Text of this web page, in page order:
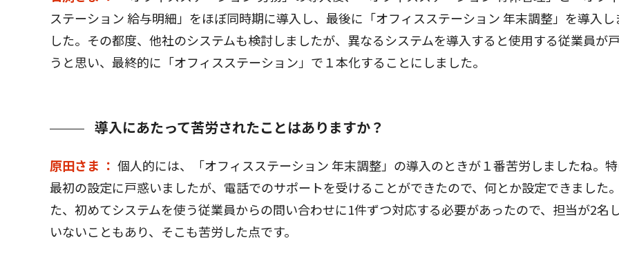
ステーション 給与明細」をほぼ同時期に導入し、最後に「オフィスステーション 年末調整」を導入し
した。その都度、他社のシステムも検討しましたが、異なるシステムを導入すると使用する従業員が
うと思い、最終的に「オフィスステーション」で１本化することにしました。
導入にあたって苦労されたことはありますか？
原田さま ： 個人的には、「オフィスステーション 年末調整」の導入のときが１番苦労しましたね。
最初の設定に戸惑いましたが、電話でのサポートを受けることができたので、何とか設定できました
た、初めてシステムを使う従業員からの問い合わせに1件ずつ対応する必要があったので、担当が2名
いないこともあり、そこも苦労した点です。